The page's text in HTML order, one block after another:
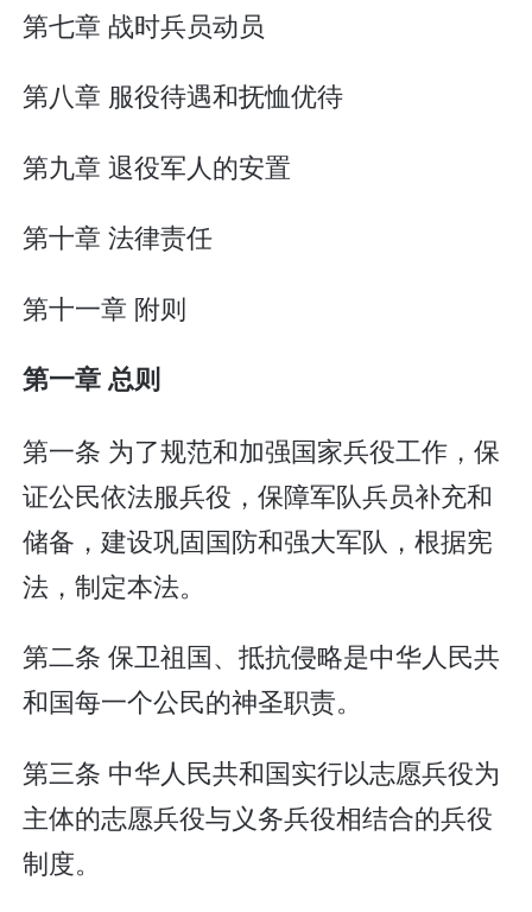
第七章 战时兵员动员
第八章 服役待遇和抚恤优待
第九章 退役军人的安置
第十章 法律责任
第十一章 附则
第一章 总则
第一条 为了规范和加强国家兵役工作，保
证公民依法服兵役，保障军队兵员补充和
储备，建设巩固国防和强大军队，根据宪
法，制定本法。
第二条 保卫祖国、抵抗侵略是中华人民共
和国每一个公民的神圣职责。
第三条 中华人民共和国实行以志愿兵役为
主体的志愿兵役与义务兵役相结合的兵役
制度。